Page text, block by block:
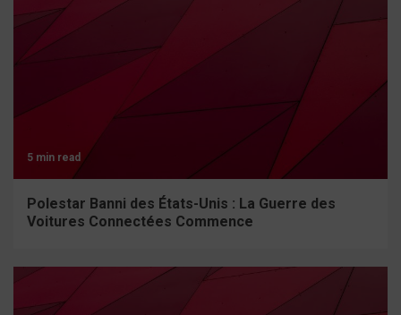
5 min read
Polestar Banni des États-Unis : La Guerre des
Voitures Connectées Commence